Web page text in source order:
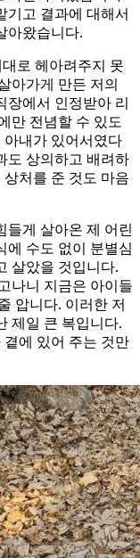
기고 결과에 대해서
아왔습니다.
로 헤아려주지 못
아가게 만든 저의
장에서 인정받아 리
만 전념할 수 있도
아내가 있어서였다
도 상의하고 배려하
처를 준 것도 마음
들게 살아온 제 어린
에 수도 없이 분별심
살았을 것입니다.
나니 지금은 아이들
압니다. 이러한 저
제일 큰 복입니다.
에 있어 주는 것만